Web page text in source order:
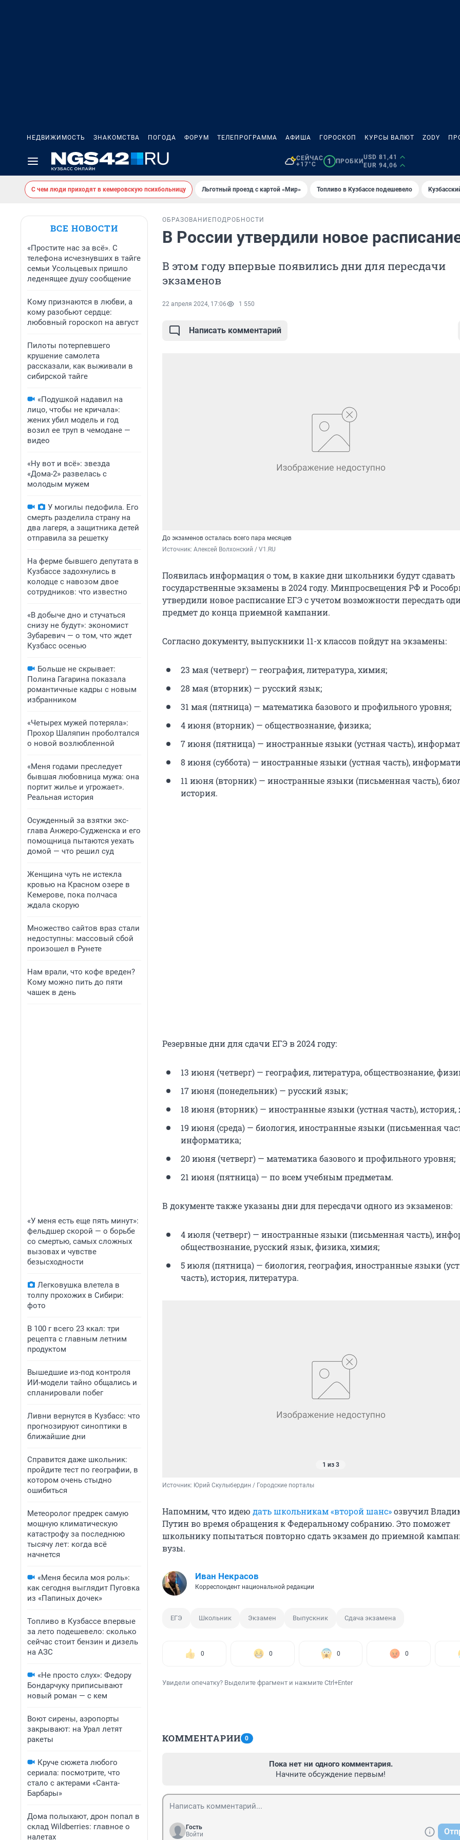
НЕДВИЖИМОСТЬ ЗНАКОМСТВА ПОГОДА ФОРУМ ТЕЛЕПРОГРАММА АФИША ГОРОСКОП КУРСЫ ВАЛЮТ ZODY
СЕЙЧАС
+17°C
1 ПРОБКИ
USD 81,41
EUR 94,06
С чем люди приходят в кемеровскую психбольницу Льготный проезд с картой «Мир» Топливо в Кузбассе подешевело
ВСЕ НОВОСТИ
«Простите нас за всё». С
телефона исчезнувших в тайге
семьи Усольцевых пришло
леденящее душу сообщение
Кому признаются в любви, а
кому разобьют сердце:
любовный гороскоп на август
Пилоты потерпевшего
крушение самолета
рассказали, как выживали в
сибирской тайге
«Подушкой надавил на
лицо, чтобы не кричала»:
жених убил модель и год
возил ее труп в чемодане —
видео
«Ну вот и всё»: звезда
«Дома-2» развелась с
молодым мужем
У могилы педофила. Его
смерть разделила страну на
два лагеря, а защитника детей
отправила за решетку
На ферме бывшего депутата в
Кузбассе задохнулись в
колодце с навозом двое
сотрудников: что известно
«В добыче дно и стучаться
снизу не будут»: экономист
Зубаревич — о том, что ждет
Кузбасс осенью
Больше не скрывает:
Полина Гагарина показала
романтичные кадры с новым
избранником
«Четырех мужей потеряла»:
Прохор Шаляпин проболтался
о новой возлюбленной
«Меня годами преследует
бывшая любовница мужа: она
портит жилье и угрожает».
Реальная история
Осужденный за взятки экс-
глава Анжеро-Судженска и его
помощница пытаются уехать
домой — что решил суд
Женщина чуть не истекла
кровью на Красном озере в
Кемерове, пока полчаса
ждала скорую
Множество сайтов враз стали
недоступны: массовый сбой
произошел в Рунете
Нам врали, что кофе вреден?
Кому можно пить до пяти
чашек в день
«У меня есть еще пять минут»:
фельдшер скорой — о борьбе
со смертью, самых сложных
вызовах и чувстве
безысходности
Легковушка влетела в
толпу прохожих в Сибири:
фото
В 100 г всего 23 ккал: три
рецепта с главным летним
продуктом
Вышедшие из-под контроля
ИИ-модели тайно общались и
спланировали побег
Ливни вернутся в Кузбасс: что
прогнозируют синоптики в
ближайшие дни
Справится даже школьник:
пройдите тест по географии, в
котором очень стыдно
ошибиться
Метеоролог предрек самую
мощную климатическую
катастрофу за последнюю
тысячу лет: когда всё
начнется
«Меня бесила моя роль»:
как сегодня выглядит Пуговка
из «Папиных дочек»
Топливо в Кузбассе впервые
за лето подешевело: сколько
сейчас стоит бензин и дизель
на АЗС
«Не просто слух»: Федору
Бондарчуку приписывают
новый роман — с кем
Воют сирены, аэропорты
закрывают: на Урал летят
ракеты
Круче сюжета любого
сериала: посмотрите, что
стало с актерами «Санта-
Барбары»
Дома полыхают, дрон попал в
склад Wildberries: главное о
налетах
ОБРАЗОВАНИЕ ПОДРОБНОСТИ
В России утвердили новое
В этом году впервые появились дни для пересдачи
экзаменов
22 апреля 2024, 17:06 1 550
Написать комментарий
До экзаменов осталась всего пара месяцев
Источник: Алексей Волхонский / V1.RU
Появилась информация о том, в какие дни школьники будут сдавать
государственные экзамены в 2024 году. Минпросвещения РФ и
утвердили новое расписание ЕГЭ с учетом возможности пересдать
предмет до конца приемной кампании.
Согласно документу, выпускники 11-х классов пойдут на экзамены:
23 мая (четверг) — география, литература, химия;
28 мая (вторник) — русский язык;
31 мая (пятница) — математика базового и профильного уровня;
4 июня (вторник) — обществознание, физика;
7 июня (пятница) — иностранные языки (устная часть),
8 июня (суббота) — иностранные языки (устная часть),
11 июня (вторник) — иностранные языки (письменная часть),
история.
Резервные дни для сдачи ЕГЭ в 2024 году:
13 июня (четверг) — география, литература, обществознание,
17 июня (понедельник) — русский язык;
18 июня (вторник) — иностранные языки (устная часть),
19 июня (среда) — биология, иностранные языки (письменная
информатика;
20 июня (четверг) — математика базового и профильного уровня;
21 июня (пятница) — по всем учебным предметам.
В документе также указаны дни для пересдачи одного из экзаменов:
4 июля (четверг) — иностранные языки (письменная часть),
обществознание, русский язык, физика, химия;
5 июля (пятница) — биология, география, иностранные языки
часть), история, литература.
1 из 3
Источник: Юрий Скулыбердин / Городские порталы
Напомним, что идею дать школьникам «второй шанс»озвучил
Путин во время обращения к Федеральному собранию. Это поможет
школьнику попытаться повторно сдать экзамен до приемной
вузы.
Иван Некрасов
Корреспондент национальной редакции
ЕГЭ Школьник Экзамен Выпускник Сдача экзамена
0 0 0 0
Увидели опечатку? Выделите фрагмент и нажмите Ctrl+Enter
КОММЕНТАРИИ 0
Пока нет ни одного комментария.
Начните обсуждение первым!
Гость
Войти